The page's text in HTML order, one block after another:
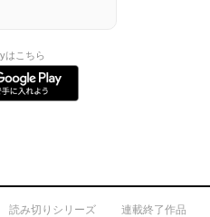
はこちら
読み切りシリーズ 連載終了作品